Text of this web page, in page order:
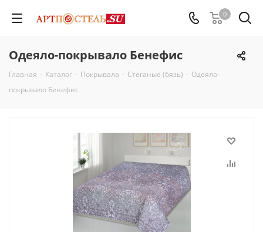
0
Одеяло-покрывало Бенефис
Главная - Каталог - Покрывала - Стеганые (бязь) - Одеяло-
покрывало Бенефис